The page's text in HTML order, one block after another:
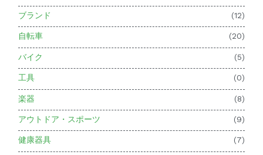
ブランド (12)
自転車 (20)
バイク (5)
工具 (0)
楽器 (8)
アウトドア・スポーツ (9)
健康器具 (7)